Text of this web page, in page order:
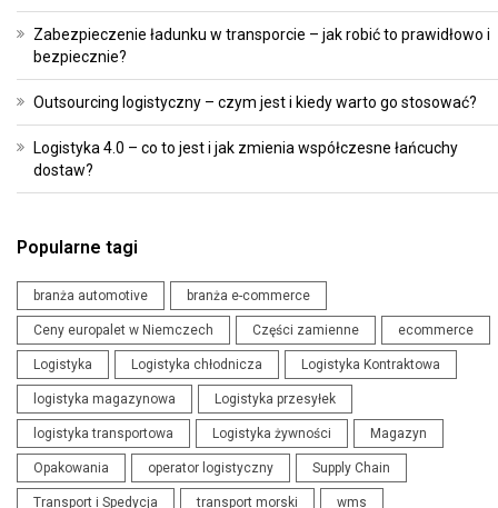
Zabezpieczenie ładunku w transporcie – jak robić to prawidłowo i
bezpiecznie?
Outsourcing logistyczny – czym jest i kiedy warto go stosować?
Logistyka 4.0 – co to jest i jak zmienia współczesne łańcuchy
dostaw?
Popularne tagi
branża automotive branża e-commerce
Ceny europalet w Niemczech Części zamienne ecommerce
Logistyka Logistyka chłodnicza Logistyka Kontraktowa
logistyka magazynowa Logistyka przesyłek
logistyka transportowa Logistyka żywności Magazyn
Opakowania operator logistyczny Supply Chain
Transport i Spedycja transport morski wms